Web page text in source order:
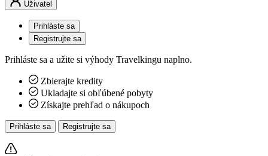
Uživatel
Prihláste sa
Registrujte sa
Prihláste sa a užite si výhody Travelkingu naplno.
Zbierajte kredity
Ukladajte si obľúbené pobyty
Získajte prehľad o nákupoch
Prihláste sa Registrujte sa